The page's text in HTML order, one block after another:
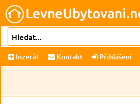
Inzerát Kontakt Přihlášení